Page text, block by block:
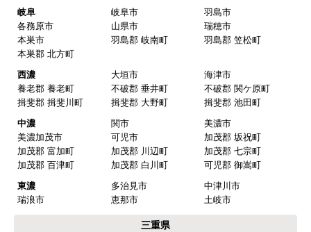
た
【注文からどのくらいで届きましたか？】
【その他感想・コメント】
マークレさん
2025年10月10日 21:04
欲しい商品をスムーズに注文できましたか？
ショップからの連絡や対応は適切でしたか？
岐阜 岐阜市
羽島市
各務原市
山県市
瑞穂市
本巣市
羽島郡 岐南町
羽島郡 笠松町
本巣郡 北方町
西濃
大垣市
海津市
養老郡 養老町
不破郡 垂井町
不破郡 関ケ原町
揖斐郡 揖斐川町
揖斐郡 大野町
揖斐郡 池田町
中濃
関市
美濃市
美濃加茂市
可児市
加茂郡 坂祝町
加茂郡 富加町
加茂郡 川辺町
加茂郡 七宗町
加茂郡 百津町
加茂郡 白川町
可児郡 御嵩町
東濃
多治見市
中津川市
瑞浪市
恵那市 土岐市
三重県